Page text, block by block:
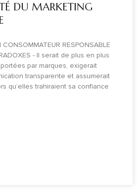
DU MARKETING
CONSOMMATEUR RESPONSABLE
- Il serait de plus en plus
par marques, exigerait
transparente et assumerait
qu’elles trahiraient sa confiance